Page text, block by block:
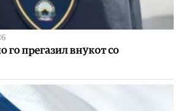
го прегазил внукот со